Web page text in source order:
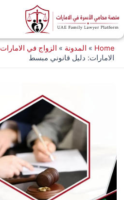
إلى
المحتوى
Home
» المدونة » الزواج في الامارات
الامارات: دليل قانوني مبسط